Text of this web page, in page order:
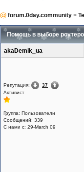
forum.0day.community >
Помощь в выборе
akaDemik_ua
Репутация:
37
Активист
Группа: Пользователи
Сообщений: 339
С нами с: 29-March 09